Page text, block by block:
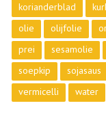
korianderblad
olie
olijfolie
prei
sesamolie
soepkip
sojasaus
vermicelli
water